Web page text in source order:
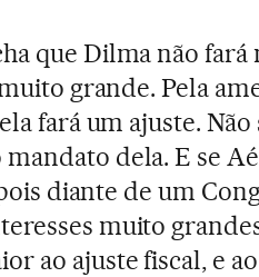
que Dilma não fará
grande. Pela
fará um ajuste. Não
dela. E se
diante de um
muito
ao ajuste fiscal, e